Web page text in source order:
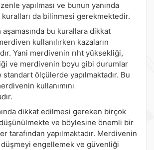
yapılması ve bunun yanında
kuralları da bilinmesi gerekmektedir.
aşamasında bu kurallara dikkat
kullanılırken kazaların
Yani merdivenin rıht yüksekliği,
ve merdivenin boyu gibi durumlar
standart ölçülerde yapılmaktadır. Bu
kullanımını
dikkat edilmesi gereken birçok
ve böylesine önemli bir
tarafından yapılmaktadır. Merdivenin
düşmeyi engellemek ve güvenliği